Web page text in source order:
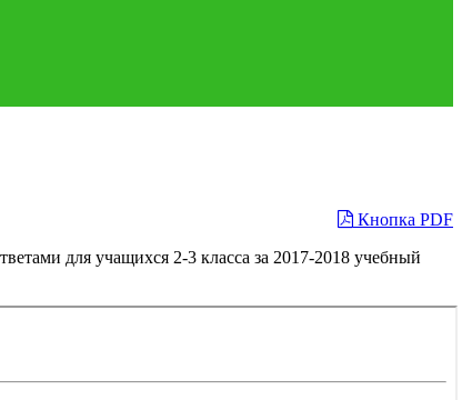
Кнопка PDF
для учащихся 2-3 класса за 2017-2018 учебный